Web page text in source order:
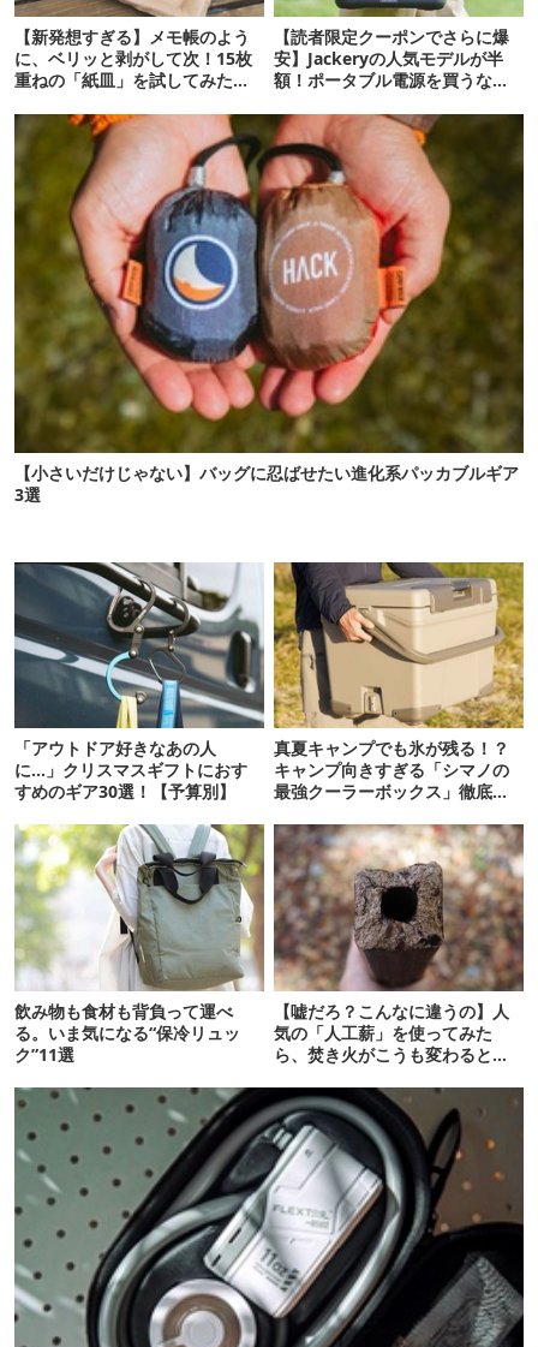
【新発想すぎる】メモ帳のよう
に、ベリッと剥がして次！15枚
重ねの「紙皿」を試してみた
【読者限定クーポンでさらに爆
安】Jackeryの人気モデルが半
額！ポータブル電源を買うなら
【小さいだけじゃない】バッグに忍ばせたい進化系パッカブルギア
3選
「アウトドア好きなあの人
に…」クリスマスギフトにおす
すめのギア30選！【予算別】
真夏キャンプでも氷が残る！？
キャンプ向きすぎる「シマノの
最強クーラーボックス」徹底解
飲み物も食材も背負って運べ
る。いま気になる“保冷リュッ
ク”11選
【嘘だろ？こんなに違うの】人
気の「人工薪」を使ってみた
ら、焚き火がこうも変わると